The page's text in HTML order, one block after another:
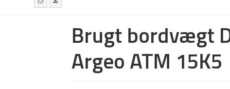
Brugt bordvægt
Argeo ATM 15K5